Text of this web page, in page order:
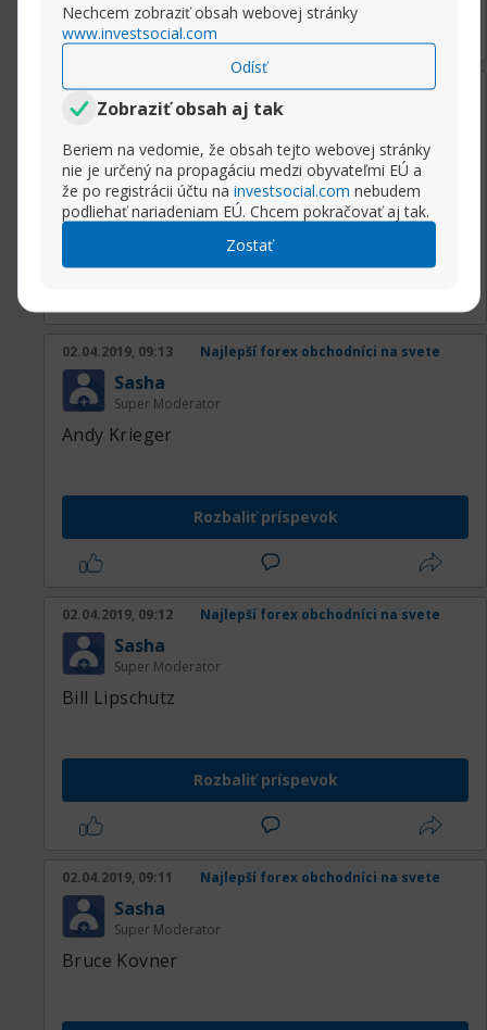
Nechcem zobraziť obsah webovej stránky
www.investsocial.com
Odísť
Zobraziť obsah aj tak
Beriem na vedomie, že obsah tejto webovej stránky
nie je určený na propagáciu medzi obyvateľmi EÚ a
že po registrácii účtu na investsocial.com nebudem
podliehať nariadeniam EÚ. Chcem pokračovať aj tak.
Zostať
02.04.2019, 09:14 Najlepší forex obchodníci na svete
Sasha
Super Moderator
George Söros
Rozbaliť príspevok
02.04.2019, 09:13 Najlepší forex obchodníci na svete
Sasha
Super Moderator
Andy Krieger
Rozbaliť príspevok
02.04.2019, 09:12 Najlepší forex obchodníci na svete
Sasha
Super Moderator
Bill Lipschutz
Rozbaliť príspevok
02.04.2019, 09:11 Najlepší forex obchodníci na svete
Sasha
Super Moderator
Bruce Kovner